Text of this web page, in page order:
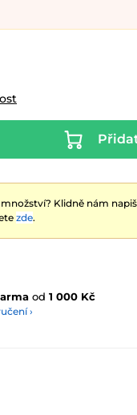
množství? Klidně nám
zde.
od 1 000 Kč
›